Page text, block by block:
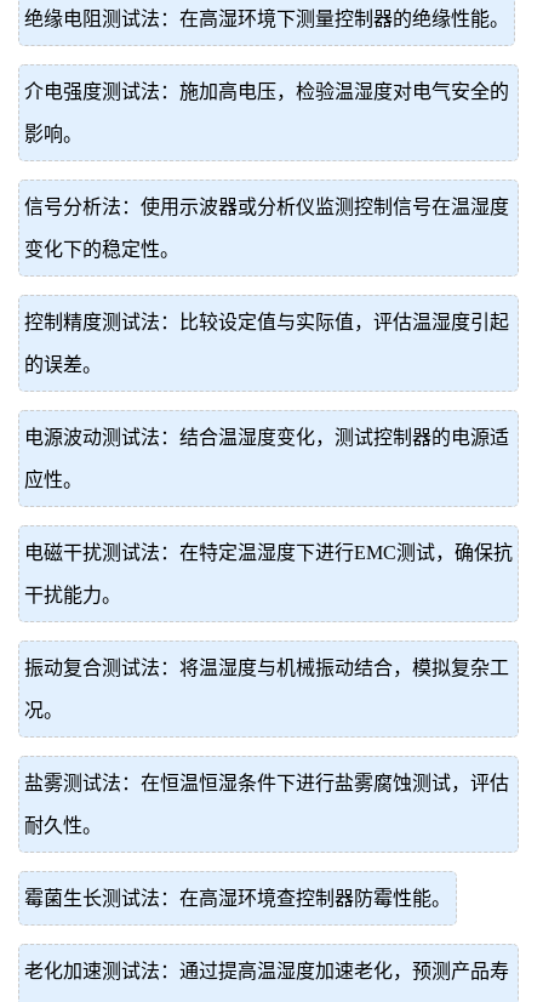
绝缘电阻测试法：在高湿环境下测量控制器的绝缘性能。
介电强度测试法：施加高电压，检验温湿度对电气安全的
影响。
信号分析法：使用示波器或分析仪监测控制信号在温湿度
变化下的稳定性。
控制精度测试法：比较设定值与实际值，评估温湿度引起
的误差。
电源波动测试法：结合温湿度变化，测试控制器的电源适
应性。
电磁干扰测试法：在特定温湿度下进行EMC测试，确保抗
干扰能力。
振动复合测试法：将温湿度与机械振动结合，模拟复杂工
况。
盐雾测试法：在恒温恒湿条件下进行盐雾腐蚀测试，评估
耐久性。
霉菌生长测试法：在高湿环境查控制器防霉性能。
老化加速测试法：通过提高温湿度加速老化，预测产品寿